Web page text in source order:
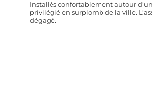
Installés confortablement autour
privilégié en surplomb de la ville.
dégagé.